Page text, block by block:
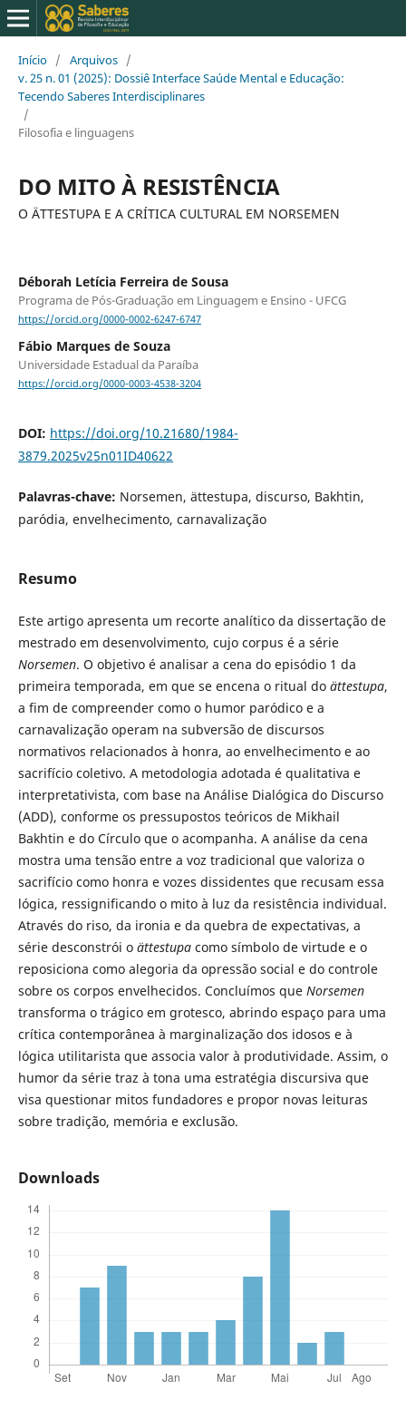
Início / Arquivos /
v. 25 n. 01 (2025): Dossiê Interface Saúde Mental e Educação:
Tecendo Saberes Interdisciplinares
/
Filosofia e linguagens
DO MITO À RESISTÊNCIA
O ÄTTESTUPA E A CRÍTICA CULTURAL EM NORSEMEN
Déborah Letícia Ferreira de Sousa
Programa de Pós-Graduação em Linguagem e Ensino - UFCG
https://orcid.org/0000-0002-6247-6747
Fábio Marques de Souza
Universidade Estadual da Paraíba
https://orcid.org/0000-0003-4538-3204
DOI: https://doi.org/10.21680/1984-
3879.2025v25n01ID40622
Palavras-chave: Norsemen, ättestupa, discurso, Bakhtin,
paródia, envelhecimento, carnavalização
Resumo
Este artigo apresenta um recorte analítico da dissertação de
mestrado em desenvolvimento, cujo corpus é a série
Norsemen. O objetivo é analisar a cena do episódio 1 da
primeira temporada, em que se encena o ritual do ättestupa,
a fim de compreender como o humor paródico e a
carnavalização operam na subversão de discursos
normativos relacionados à honra, ao envelhecimento e ao
sacrifício coletivo. A metodologia adotada é qualitativa e
interpretativista, com base na Análise Dialógica do Discurso
(ADD), conforme os pressupostos teóricos de Mikhail
Bakhtin e do Círculo que o acompanha. A análise da cena
mostra uma tensão entre a voz tradicional que valoriza o
sacrifício como honra e vozes dissidentes que recusam essa
lógica, ressignificando o mito à luz da resistência individual.
Através do riso, da ironia e da quebra de expectativas, a
série desconstrói o ättestupacomo símbolo de virtude e o
reposiciona como alegoria da opressão social e do controle
sobre os corpos envelhecidos. Concluímos que Norsemen
transforma o trágico em grotesco, abrindo espaço para uma
crítica contemporânea à marginalização dos idosos e à
lógica utilitarista que associa valor à produtividade. Assim, o
humor da série traz à tona uma estratégia discursiva que
visa questionar mitos fundadores e propor novas leituras
sobre tradição, memória e exclusão.
Downloads